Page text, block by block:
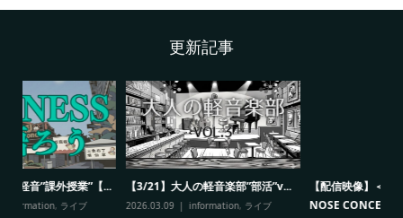
更新記事
活”v...
【配信映像】＜12/9＞WHITE
NOSE CONCERT...
WHITE NOSE Dinner Show
2025.11.28 information